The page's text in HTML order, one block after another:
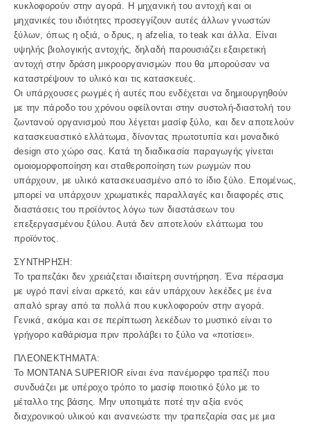
κυκλοφορούν στην αγορά. Η μηχανική του αντοχή και οι
μηχανικές του ιδιότητες προσεγγίζουν αυτές άλλων γνωστών
ξύλων, όπως η οξιά, ο δρυς, η afzelia, το teak και άλλα. Είναι
υψηλής βιολογικής αντοχής, δηλαδή παρουσιάζει εξαιρετική
αντοχή στην δράση μικροοργανισμών που θα μπορούσαν να
καταστρέψουν το υλικό και τις κατασκευές.
Οι υπάρχουσες ρωγμές ή αυτές που ενδέχεται να δημιουργηθούν
με την πάροδο του χρόνου οφείλονται στην συστολή-διαστολή του
ζωντανού οργανισμού που λέγεται μασίφ ξύλο, και δεν αποτελούν
κατασκευαστικό ελλάτωμα, δίνοντας πρωτοτυπία και μοναδικό
design στο χώρο σας. Κατά τη διαδικασία παραγωγής γίνεται
ομοιομορφοποίηση και σταθεροποίηση των ρωγμών που
υπάρχουν, με υλικό κατασκευασμένο από το ίδιο ξύλο. Επομένως,
μπορεί να υπάρχουν χρωματικές παραλλαγές και διαφορές στις
διαστάσεις του προϊόντος λόγω των διαστάσεων του
επεξεργασμένου ξύλου. Αυτά δεν αποτελούν ελάττωμα του
προϊόντος.
ΣΥΝΤΗΡΗΣΗ:
Το τραπεζάκι δεν χρειάζεται ιδιαίτερη συντήρηση. Ένα πέρασμα
με υγρό πανί είναι αρκετό, και εάν υπάρχουν λεκέδες με ένα
απαλό spray από τα πολλά που κυκλοφορούν στην αγορά.
Γενικά, ακόμα και σε περίπτωση λεκέδων το μυστικό είναι το
γρήγορο καθάρισμα πριν προλάβει το ξύλο να «ποτίσει».
ΠΛΕΟΝΕΚΤΗΜΑΤΑ:
Το MONTANA SUPERIOR είναι ένα πανέμορφο τραπέζι που
συνδυάζει με υπέροχο τρόπο το μασίφ ποιοτικό ξύλο με το
μέταλλο της βάσης. Μην υποτιμάτε ποτέ την αξία ενός
διαχρονικού υλικού και ανανεώστε την τραπεζαρία σας με μια